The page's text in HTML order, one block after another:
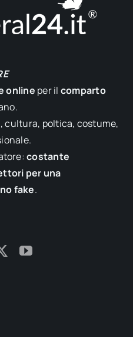
online per il comparto
cultura, poltica, costume,
costante
per una
fake.